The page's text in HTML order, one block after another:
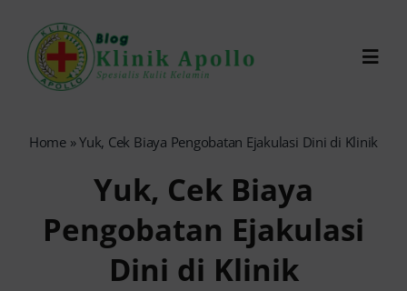
content
0821-1099-9870
Reservasi Online
Home»Yuk, Cek Biaya Pengobatan Ejakulasi Dini di Klinik
Yuk, Cek Biaya
Pengobatan Ejakulasi
Dini di Klinik